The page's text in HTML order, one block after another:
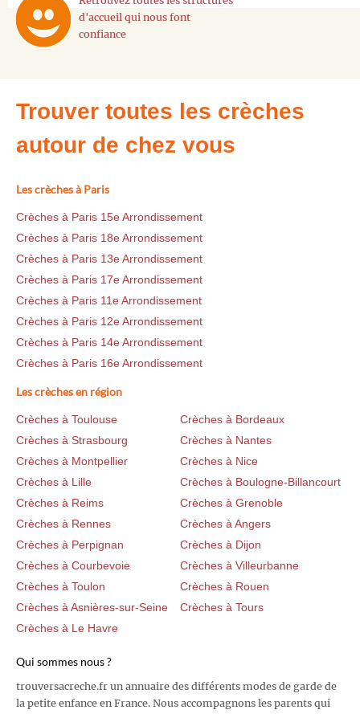
d'accueil qui nous font
confiance
Trouver toutes les crèches
autour de chez vous
Les crèches à Paris
Crèches à Paris 15e Arrondissement
Crèches à Paris 18e Arrondissement
Crèches à Paris 13e Arrondissement
Crèches à Paris 17e Arrondissement
Crèches à Paris 11e Arrondissement
Crèches à Paris 12e Arrondissement
Crèches à Paris 14e Arrondissement
Crèches à Paris 16e Arrondissement
Les crèches en région
Crèches à Toulouse
Crèches à Bordeaux
Crèches à Strasbourg
Crèches à Nantes
Crèches à Montpellier
Crèches à Nice
Crèches à Lille
Crèches à Boulogne-Billancourt
Crèches à Reims
Crèches à Grenoble
Crèches à Rennes
Crèches à Angers
Crèches à Perpignan
Crèches à Dijon
Crèches à Courbevoie
Crèches à Villeurbanne
Crèches à Toulon
Crèches à Rouen
Crèches à Asnières-sur-Seine
Crèches à Tours
Crèches à Le Havre
Qui sommes nous ?
trouversacreche.fr un annuaire des différents modes de garde de
la petite enfance en France. Nous accompagnons les parents qui